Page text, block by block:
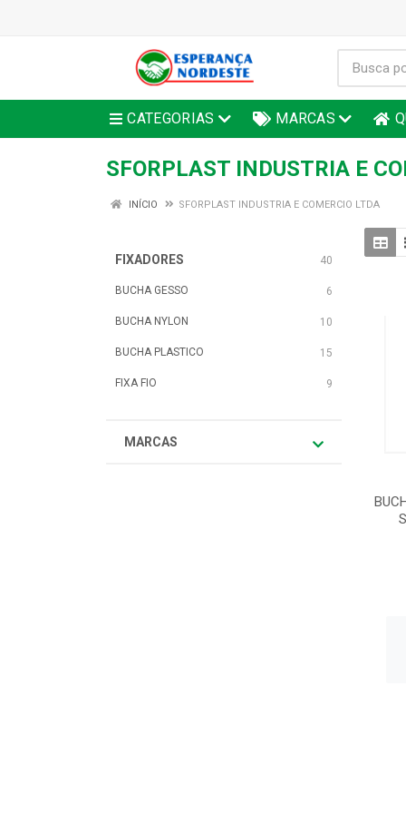
CATEGORIAS MARCAS
SFORPLAST INDUSTRIA E
INÍCIO SFORPLAST INDUSTRIA E COMERCIO LTDA
FIXADORES 40
BUCHA GESSO 6
BUCHA NYLON 10
BUCHA PLASTICO 15
FIXA FIO 9
MARCAS